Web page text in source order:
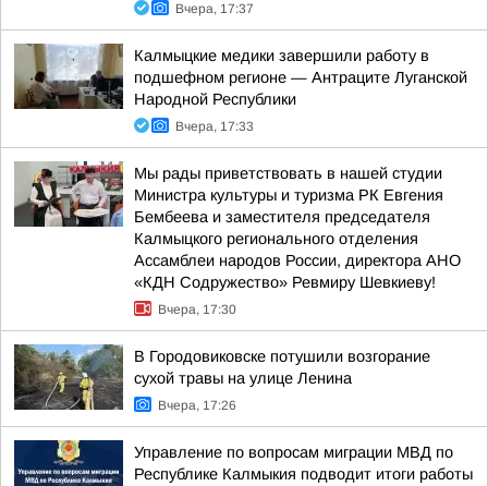
Вчера, 17:37
Калмыцкие медики завершили работу в
подшефном регионе — Антраците Луганской
Народной Республики
Вчера, 17:33
Мы рады приветствовать в нашей студии
Министра культуры и туризма РК Евгения
Бембеева и заместителя председателя
Калмыцкого регионального отделения
Ассамблеи народов России, директора АНО
«КДН Содружество» Ревмиру Шевкиеву!
Вчера, 17:30
В Городовиковске потушили возгорание
сухой травы на улице Ленина
Вчера, 17:26
Управление по вопросам миграции МВД по
Республике Калмыкия подводит итоги работы